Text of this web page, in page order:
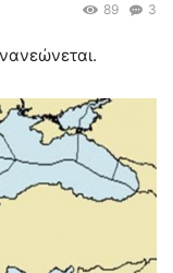
3
89